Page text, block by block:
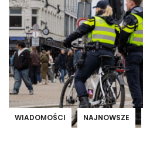
WIADOMOŚCI NAJNOWSZE